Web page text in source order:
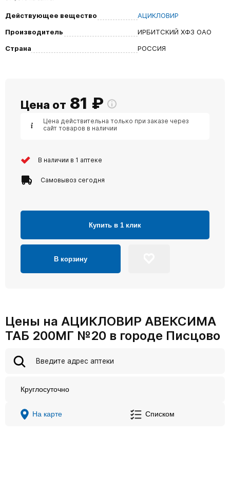
Действующее вещество
АЦИКЛОВИР
Производитель
ИРБИТСКИЙ ХФЗ ОАО
Страна
РОССИЯ
Цена от 81 ₽
Цена действительна только при заказе через
сайт товаров в наличии
В наличии в 1 аптеке
Самовывоз сегодня
Купить в 1 клик
В корзину
Цены на АЦИКЛОВИР АВЕКСИМА
ТАБ 200МГ №20 в городе Писцово
Круглосуточно
На карте Списком